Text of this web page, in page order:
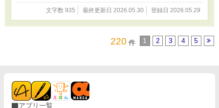
文字数 935 最終更新日 2026.05.30 登録日 2026.05.29
220 件 1 2 3 4 5
アプリ一覧